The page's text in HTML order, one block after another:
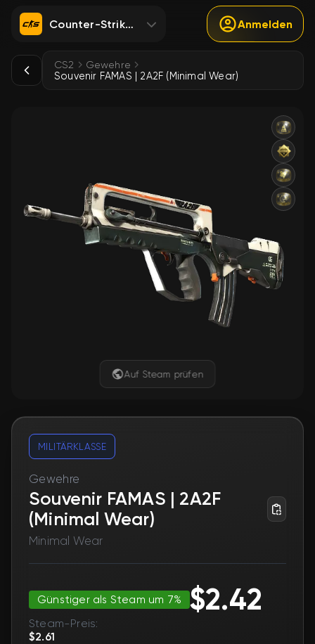
Counter-Strike 2 Anmelden
CS2 Gewehre
Souvenir FAMAS | 2A2F (Minimal Wear)
Auf Steam prüfen
MILITÄRKLASSE
Gewehre
Souvenir FAMAS | 2A2F
(Minimal Wear)
Minimal Wear
Günstiger als Steam um 7% $2.42
Steam-Preis:
$2.61